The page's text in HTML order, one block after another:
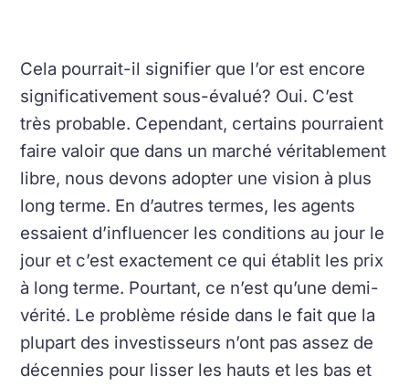
Cela pourrait-il signifier que l’or est encore
significativement sous-évalué? Oui. C’est
très probable. Cependant, certains pourraient
faire valoir que dans un marché véritablement
libre, nous devons adopter une vision à plus
long terme. En d’autres termes, les agents
essaient d’influencer les conditions au jour le
jour et c’est exactement ce qui établit les prix
à long terme. Pourtant, ce n’est qu’une demi-
vérité. Le problème réside dans le fait que la
plupart des investisseurs n’ont pas assez de
décennies pour lisser les hauts et les bas et